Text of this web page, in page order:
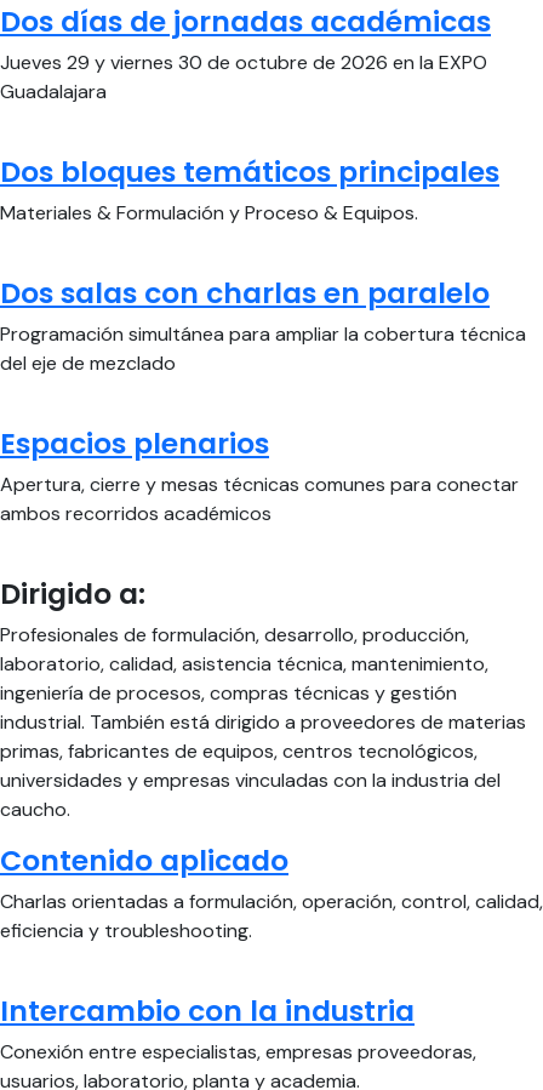
Dos días de jornadas académicas
Jueves 29 y viernes 30 de octubre de 2026 en la EXPO
Guadalajara
Dos bloques temáticos principales
Materiales & Formulación y Proceso & Equipos.
Dos salas con charlas en paralelo
Programación simultánea para ampliar la cobertura técnica
del eje de mezclado
Espacios plenarios
Apertura, cierre y mesas técnicas comunes para conectar
ambos recorridos académicos
Dirigido a:
Profesionales de formulación, desarrollo, producción,
laboratorio, calidad, asistencia técnica, mantenimiento,
ingeniería de procesos, compras técnicas y gestión
industrial. También está dirigido a proveedores de materias
primas, fabricantes de equipos, centros tecnológicos,
universidades y empresas vinculadas con la industria del
caucho.
Contenido aplicado
Charlas orientadas a formulación, operación, control, calidad,
eficiencia y troubleshooting.
Intercambio con la industria
Conexión entre especialistas, empresas proveedoras,
usuarios, laboratorio, planta y academia.